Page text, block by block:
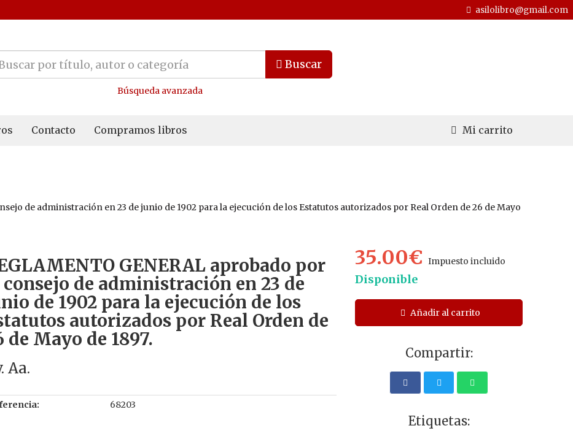
asilolibro@gmail.com
Buscar
Búsqueda avanzada
Contacto Compramos libros Mi carrito
de administración en 23 de junio de 1902 para la ejecución de los Estatutos autorizados por Real Orden de 26 de Mayo
GENERAL aprobado por
consejo de administración en 23 de
de 1902 para la ejecución de los
autorizados por Real Orden de
de Mayo de 1897.
Aa.
68203
35.00€Impuesto incluido
Disponible
Añadir al carrito
Compartir:
Etiquetas: